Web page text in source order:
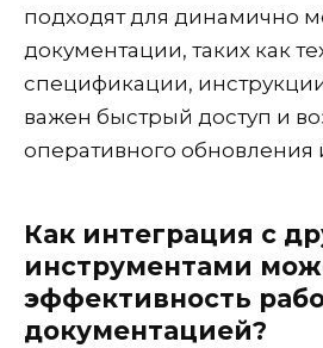
подходят для динамично
документации, таких как
спецификации, инструкции
важен быстрый доступ и
оперативного
Как интеграция с
инструментами
эффективность
документацией?